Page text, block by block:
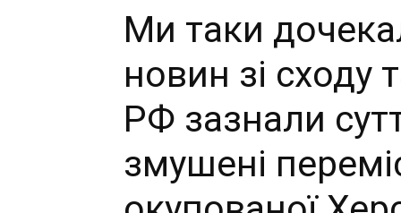
Ми таки
новин зі сходу
РФ зазнали
змушені